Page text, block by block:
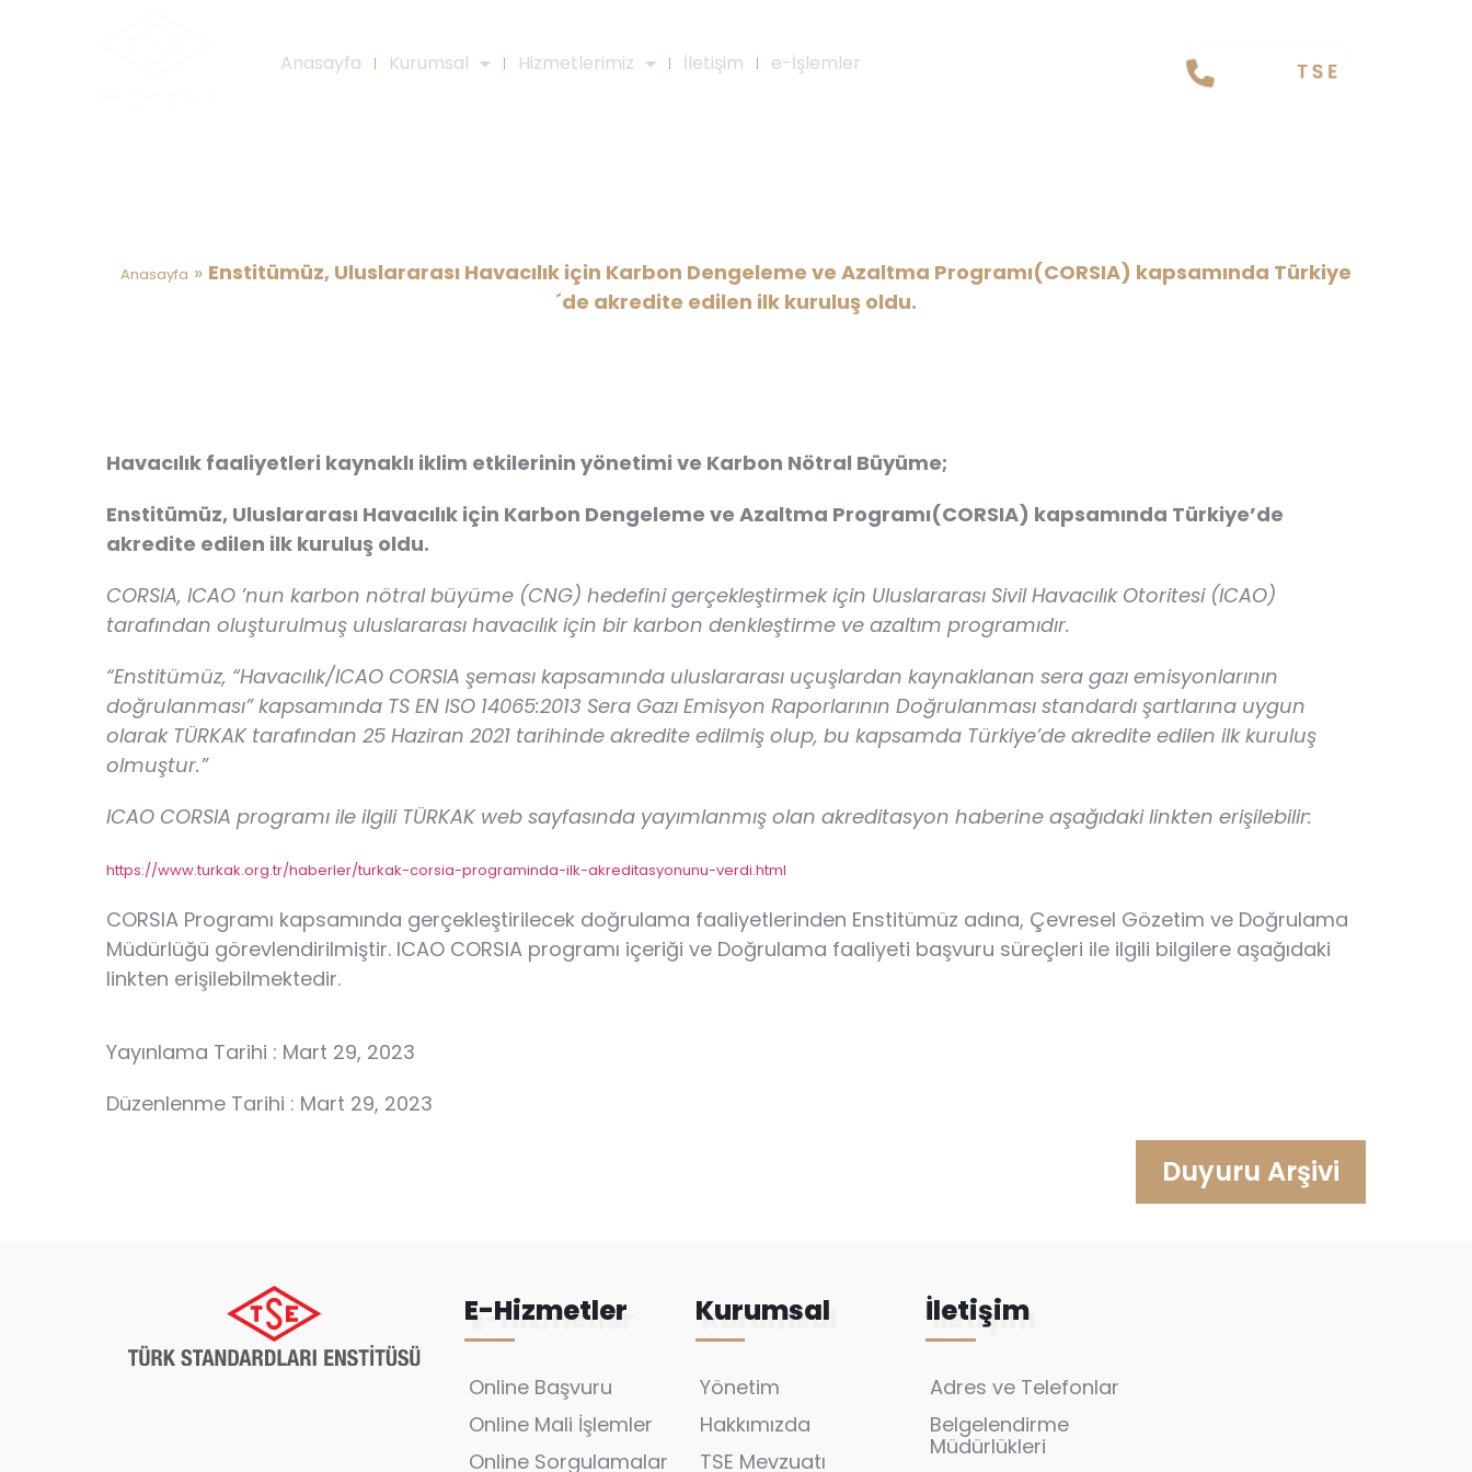
Anasayfa Kurumsal Hizmetlerimiz İletişim e-İşlemler
Anasayfa » Enstitümüz, Uluslararası Havacılık için Karbon Dengeleme ve Azaltma Programı(CORSIA) kapsamında Türkiye
´de akredite edilen ilk kuruluş oldu.
Havacılık faaliyetleri kaynaklı iklim etkilerinin yönetimi ve Karbon Nötral Büyüme;
Enstitümüz, Uluslararası Havacılık için Karbon Dengeleme ve Azaltma Programı(CORSIA) kapsamında Türkiye’de
akredite edilen ilk kuruluş oldu.
CORSIA, ICAO ’nun karbon nötral büyüme (CNG) hedefini gerçekleştirmek için Uluslararası Sivil Havacılık Otoritesi (ICAO)
tarafından oluşturulmuş uluslararası havacılık için bir karbon denkleştirme ve azaltım programıdır.
“Enstitümüz, “Havacılık/ICAO CORSIA şeması kapsamında uluslararası uçuşlardan kaynaklanan sera gazı emisyonlarının
doğrulanması” kapsamında TS EN ISO 14065:2013 Sera Gazı Emisyon Raporlarının Doğrulanması standardı şartlarına uygun
olarak TÜRKAK tarafından 25 Haziran 2021 tarihinde akredite edilmiş olup, bu kapsamda Türkiye’de akredite edilen ilk kuruluş
olmuştur.”
ICAO CORSIA programı ile ilgili TÜRKAK web sayfasında yayımlanmış olan akreditasyon haberine aşağıdaki linkten erişilebilir:
https://www.turkak.org.tr/haberler/turkak-corsia-programinda-ilk-akreditasyonunu-verdi.html
CORSIA Programı kapsamında gerçekleştirilecek doğrulama faaliyetlerinden Enstitümüz adına, Çevresel Gözetim ve Doğrulama
Müdürlüğü görevlendirilmiştir. ICAO CORSIA programı içeriği ve Doğrulama faaliyeti başvuru süreçleri ile ilgili bilgilere aşağıdaki
linkten erişilebilmektedir.
Yayınlama Tarihi : Mart 29, 2023
Düzenlenme Tarihi : Mart 29, 2023
Duyuru Arşivi
E-Hizmetler
Online Başvuru
Online Mali İşlemler
Online Sorgulamalar
Kurumsal
Yönetim
Hakkımızda
TSE Mevzuatı
İletişim
Adres ve Telefonlar
Belgelendirme
Müdürlükleri